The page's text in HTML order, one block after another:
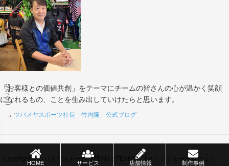
Scroll
HOME サービス 店舗情報 制作事例
「お客様との価値共創」をテーマにチームの皆さんの心が温かく笑顔
になれるもの、ことを生み出していけたらと思います。
→ ツバメヤスポーツ社長「竹内隆」公式ブログ
Copyright © ツバメヤスポーツ（TEAM＆TEAMS） | オリジナルチームウェア・